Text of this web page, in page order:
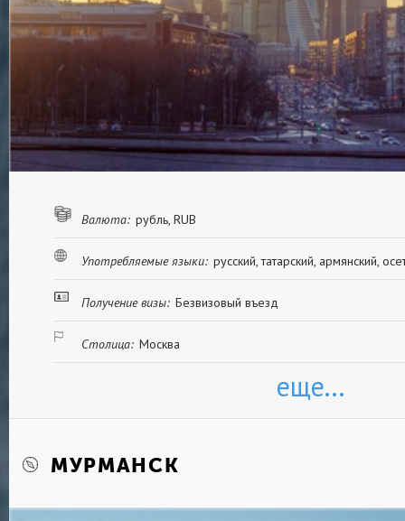
Валюта: рубль, RUB
Употребляемые языки: русский, татарский, армянский,
Получение визы: Безвизовый въезд
Столица: Москва
еще...
МУРМАНСК